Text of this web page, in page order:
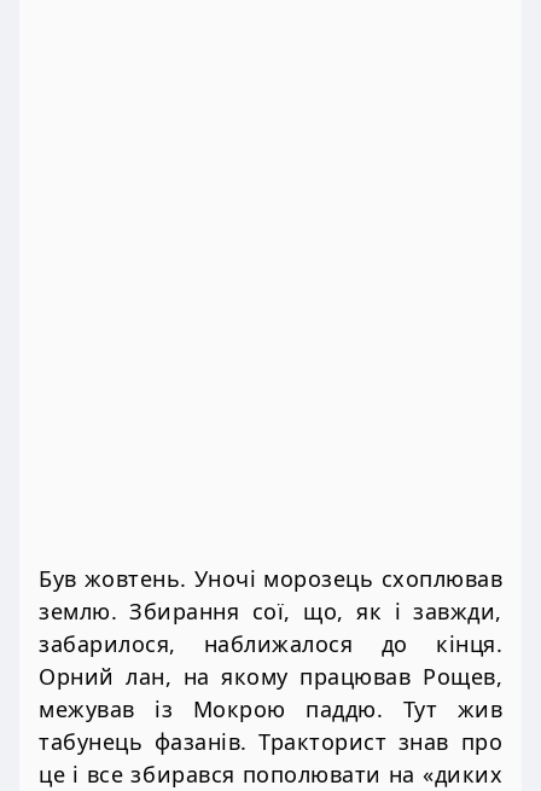
Був жовтень. Уночі морозець схоплював
землю. Збирання сої, що, як і завжди,
забарилося, наближалося до кінця.
Орний лан, на якому працював Рощев,
межував із Мокрою паддю. Тут жив
табунець фазанів. Тракторист знав про
це і все збирався пополювати на «диких